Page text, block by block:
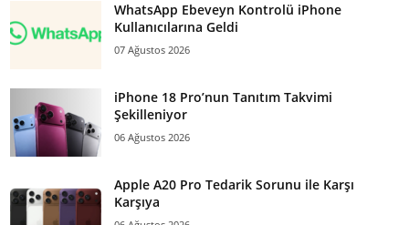
WhatsApp Ebeveyn Kontrolü iPhone
Kullanıcılarına Geldi
07 Ağustos 2026
iPhone 18 Pro’nun Tanıtım Takvimi
Şekilleniyor
06 Ağustos 2026
Apple A20 Pro Tedarik Sorunu ile Karşı
Karşıya